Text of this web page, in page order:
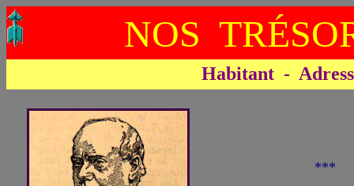
NOS
Habitant -
***